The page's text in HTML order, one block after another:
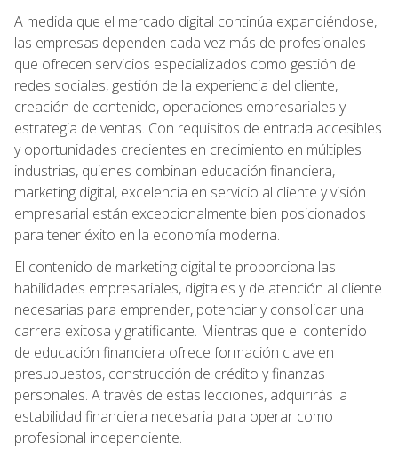
A medida que el mercado digital continúa expandiéndose,
las empresas dependen cada vez más de profesionales
que ofrecen servicios especializados como gestión de
redes sociales, gestión de la experiencia del cliente,
creación de contenido, operaciones empresariales y
estrategia de ventas. Con requisitos de entrada accesibles
y oportunidades crecientes en crecimiento en múltiples
industrias, quienes combinan educación financiera,
marketing digital, excelencia en servicio al cliente y visión
empresarial están excepcionalmente bien posicionados
para tener éxito en la economía moderna.
El contenido de marketing digital te proporciona las
habilidades empresariales, digitales y de atención al cliente
necesarias para emprender, potenciar y consolidar una
carrera exitosa y gratificante. Mientras que el contenido
de educación financiera ofrece formación clave en
presupuestos, construcción de crédito y finanzas
personales. A través de estas lecciones, adquirirás la
estabilidad financiera necesaria para operar como
profesional independiente.